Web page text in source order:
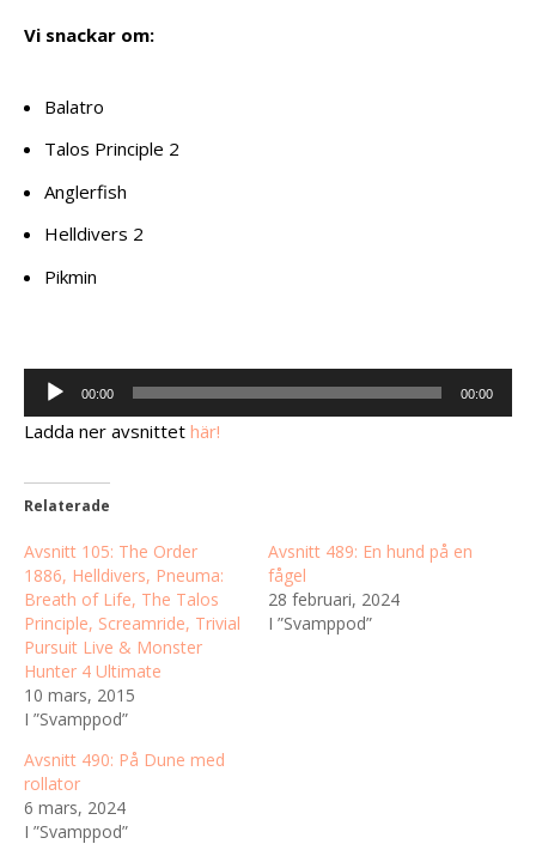
Vi snackar om:
Balatro
Talos Principle 2
Anglerfish
Helldivers 2
Pikmin
Ljudspelare
00:00 00:00
Ladda ner avsnittet här!
Relaterade
Avsnitt 105: The Order
1886, Helldivers, Pneuma:
Breath of Life, The Talos
Principle, Screamride, Trivial
Pursuit Live & Monster
Hunter 4 Ultimate
10 mars, 2015
I ”Svamppod”
Avsnitt 489: En hund på en
fågel
28 februari, 2024
I ”Svamppod”
Avsnitt 490: På Dune med
rollator
6 mars, 2024
I ”Svamppod”